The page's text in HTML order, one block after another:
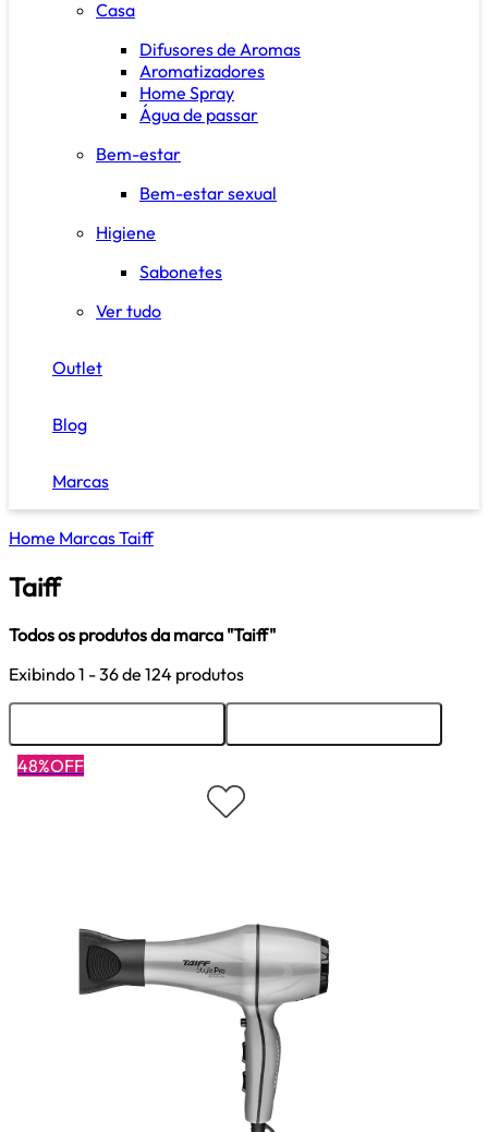
Casa
Difusores de Aromas
Aromatizadores
Home Spray
Água de passar
Bem-estar
Bem-estar sexual
Higiene
Sabonetes
Ver tudo
Outlet
Blog
Marcas
Home MarcasTaiff
Taiff
Todos os produtos da marca "Taiff"
Exibindo1 - 36de 124 produtos
48%OFF